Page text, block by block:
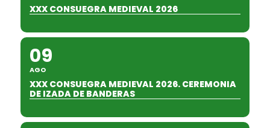
XXX CONSUEGRA MEDIEVAL 2026
09
AGO
XXX CONSUEGRA MEDIEVAL 2026. CEREMONIA
DE IZADA DE BANDERAS